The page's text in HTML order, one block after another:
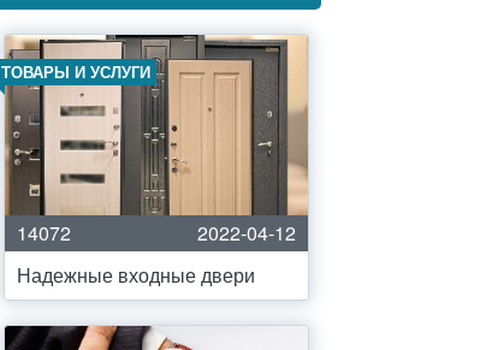
ТОВАРЫ И УСЛУГИ
14072
2022-04-12
Надежные входные двери